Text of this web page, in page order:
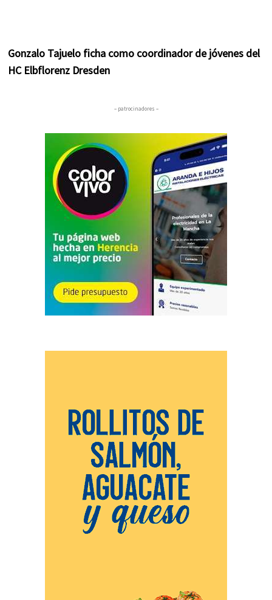
Gonzalo Tajuelo ficha como coordinador de jóvenes del
HC Elbflorenz Dresden
– patrocinadores –